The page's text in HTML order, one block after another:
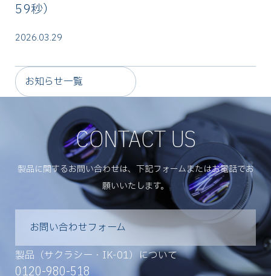
59秒）
2026.03.29
お知らせ一覧
CONTACT US
製品に関するお問い合わせは、下記フォームまたはお電話でお
願いいたします。
お問い合わせフォーム
製品（サクラシー・IK-01）について
0120-980-518